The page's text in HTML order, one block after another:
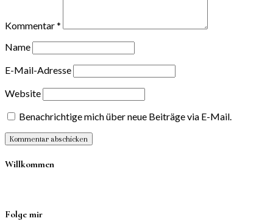
Kommentar*
Name
E-Mail-Adresse
Website
Benachrichtige mich über neue Beiträge via E-Mail.
Willkommen
Folge mir